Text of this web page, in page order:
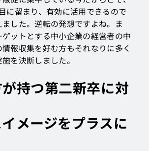
に留まり、有効に活用できるので
した。逆転の発想ですよね。ま
ットとする中小企業の経営者の中
報収集を好む方もそれなりに多く
を決断しました。
持つ第二新卒に対
メージをプラスに